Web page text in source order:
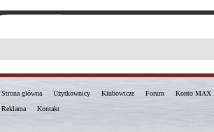
Strona główna Użytkownicy Klubowicze Forum
Konto MAX
Reklama
Kontakt